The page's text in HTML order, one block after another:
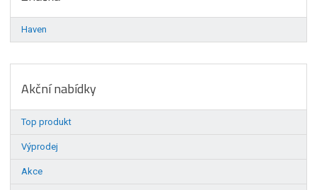
Haven
Akční nabídky
Top produkt
Výprodej
Akce